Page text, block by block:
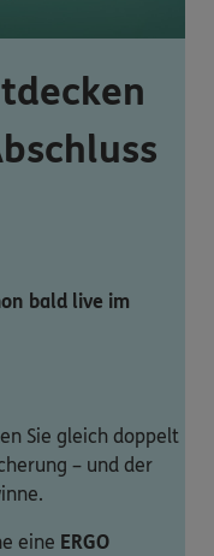
bald live im
Sie gleich doppelt
– und der
eine ERGO